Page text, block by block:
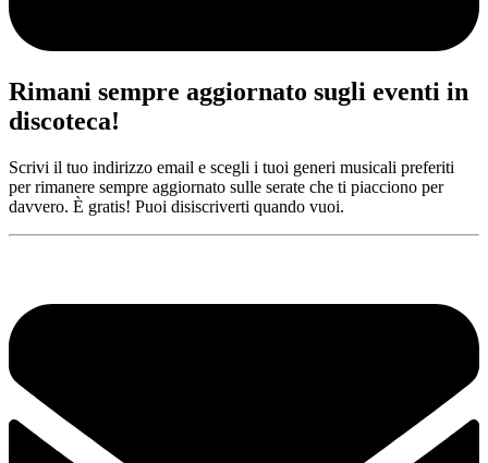
Rimani sempre aggiornato sugli eventi in
discoteca!
Scrivi il tuo indirizzo email e scegli i tuoi generi musicali preferiti
per rimanere sempre aggiornato sulle serate che ti piacciono per
davvero. È gratis! Puoi disiscriverti quando vuoi.